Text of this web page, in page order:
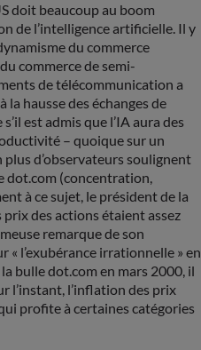
doit beaucoup au boom
de l’intelligence artificielle. Il y
du commerce
commerce de semi-
de télécommunication a
hausse des échanges de
est admis que l’IA aura des
– quoique sur un
d’observateurs soulignent
dot.com (concentration,
à ce sujet, le président de la
des actions étaient assez
remarque de son
« l’exubérance irrationnelle » en
bulle dot.com en mars 2000, il
l’instant, l’inflation des prix
profite à certaines catégories